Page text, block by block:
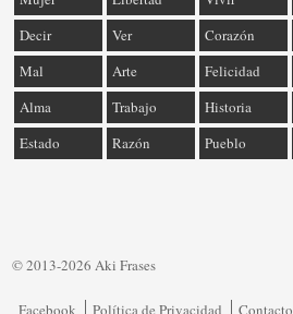
Decir
Ver Corazón
Mal
Arte Felicidad
Alma
Trabajo Historia
Estado
Razón Pueblo
© 2013-2026 Aki Frases
Facebook Política de Privacidad Contacto